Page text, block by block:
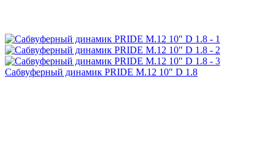
Сабвуферный динамик PRIDE M.12 10" D 1.8